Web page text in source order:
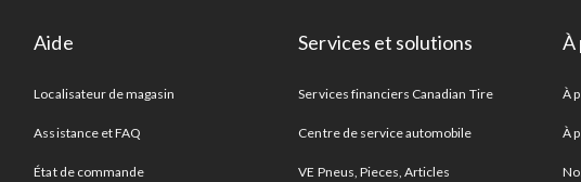
Aide
Localisateur de magasin
Assistance et FAQ
État de commande
Services et solutions
Services financiers Canadian Tire
Centre de service automobile
VE Pneus, Pieces, Articles
À
À
À